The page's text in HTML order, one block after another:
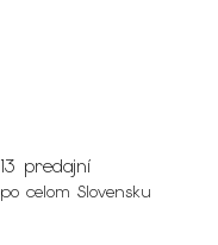
13 predajní
po celom Slovensku